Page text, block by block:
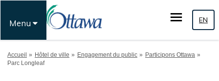
Menu EN
Vous êtes ici:
Accueil Hôtel de ville Engagement du public
Participons Ottawa
Parc Longleaf